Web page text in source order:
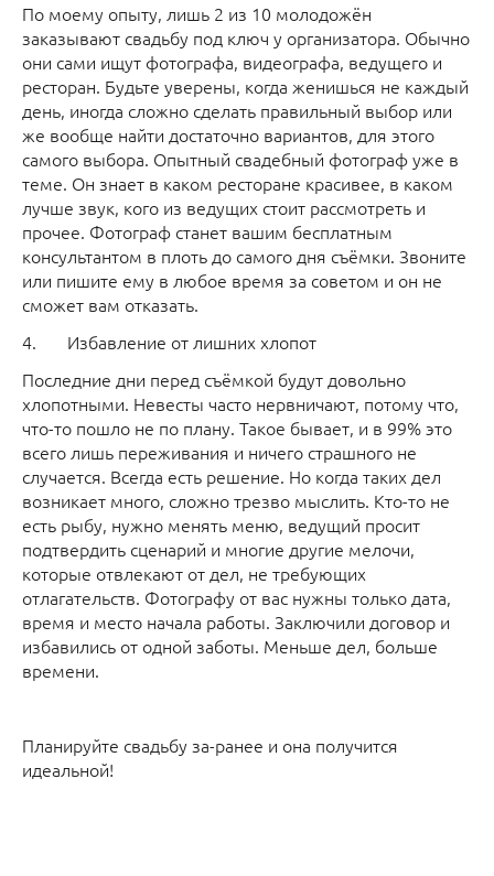
По моему опыту, лишь 2 из 10 молодожён
заказывают свадьбу под ключ у организатора. Обычно
они сами ищут фотографа, видеографа, ведущего и
ресторан. Будьте уверены, когда женишься не каждый
день, иногда сложно сделать правильный выбор или
же вообще найти достаточно вариантов, для этого
самого выбора. Опытный свадебный фотограф уже в
теме. Он знает в каком ресторане красивее, в каком
лучше звук, кого из ведущих стоит рассмотреть и
прочее. Фотограф станет вашим бесплатным
консультантом в плоть до самого дня съёмки. Звоните
или пишите ему в любое время за советом и он не
сможет вам отказать.
4. Избавление от лишних хлопот
Последние дни перед съёмкой будут довольно
хлопотными. Невесты часто нервничают, потому что,
что-то пошло не по плану. Такое бывает, и в 99% это
всего лишь переживания и ничего страшного не
случается. Всегда есть решение. Но когда таких дел
возникает много, сложно трезво мыслить. Кто-то не
есть рыбу, нужно менять меню, ведущий просит
подтвердить сценарий и многие другие мелочи,
которые отвлекают от дел, не требующих
отлагательств. Фотографу от вас нужны только дата,
время и место начала работы. Заключили договор и
избавились от одной заботы. Меньше дел, больше
времени.
Планируйте свадьбу за-ранее и она получится
идеальной!